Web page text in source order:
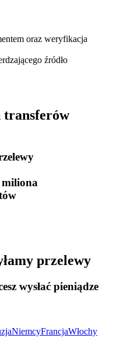
oraz weryfikacja
źródło
transferów
miliona
przelewy
wysłać pieniądze
NiemcyFrancjaWłochy